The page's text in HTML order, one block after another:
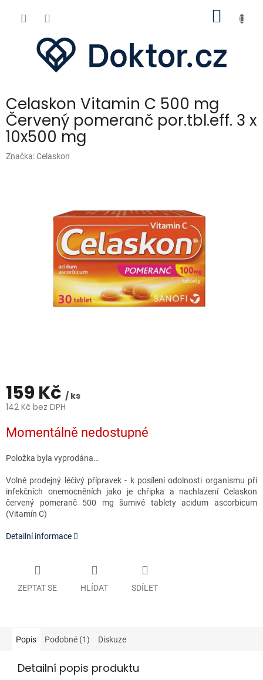
Celaskon Vitamin C 500 mg
Červený pomeranč por.tbl.eff. 3 x
10x500 mg
Značka:Celaskon
159 Kč / ks
142 Kč bez DPH
cena:
Momentálně nedostupné
Položka byla vyprodána…
Volně prodejný léčivý přípravek - k posílení odolnosti organismu při
infekčních onemocněních jako je chřipka a nachlazení Celaskon
červený pomeranč 500 mg šumivé tablety acidum ascorbicum
(Vitamín C)
Detailní informace
ZEPTAT SE HLÍDAT SDÍLET
Popis Podobné (1) Diskuze
Detailní popis produktu